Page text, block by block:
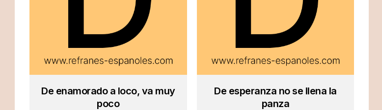
De enamorado a loco, va muy
poco
De esperanza no se llena la
panza